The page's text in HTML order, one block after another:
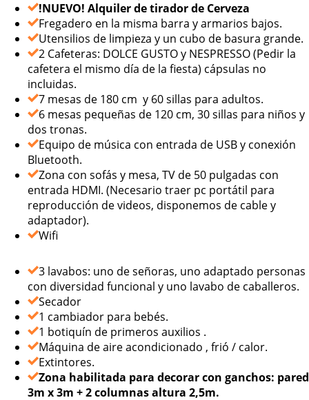
!NUEVO! Alquiler de tirador de Cerveza
Fregadero en la misma barra y armarios bajos.
Utensilios de limpieza y un cubo de basura grande.
2 Cafeteras: DOLCE GUSTO y NESPRESSO (Pedir la
cafetera el mismo día de la fiesta) cápsulas no
incluidas.
7 mesas de 180 cm y 60 sillas para adultos.
6 mesas pequeñas de 120 cm, 30 sillas para niños y
dos tronas.
Equipo de música con entrada de USB y conexión
Bluetooth.
Zona con sofás y mesa, TV de 50 pulgadas con
entrada HDMI. (Necesario traer pc portátil para
reproducción de videos, disponemos de cable y
adaptador).
Wifi
3 lavabos: uno de señoras, uno adaptado personas
con diversidad funcional y uno lavabo de caballeros.
Secador
1 cambiador para bebés.
1 botiquín de primeros auxilios .
Máquina de aire acondicionado , frió / calor.
Extintores.
Zona habilitada para decorar con ganchos: pared
3m x 3m + 2 columnas altura 2,5m.